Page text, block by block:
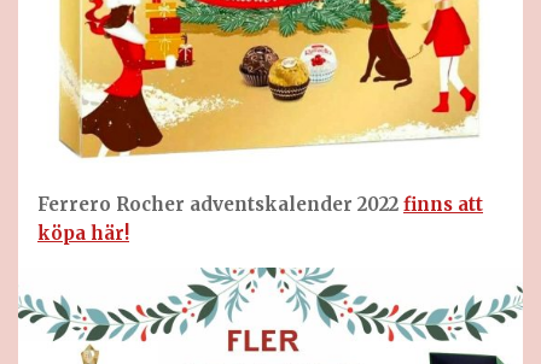
Ferrero Rocher adventskalender 2022 finns att
köpa här!